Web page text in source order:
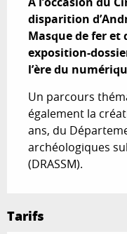
disparition
Masque de fer et
exposition-
l’ère du
Un parcours
également la
ans, du
archéologiques
(DRASSM).
Tarifs